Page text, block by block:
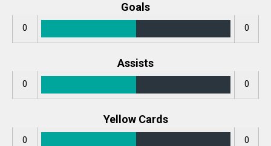
Goals
0 0
Assists
0 0
Yellow Cards
0 0